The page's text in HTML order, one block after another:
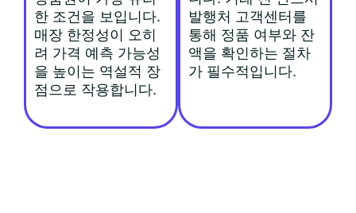
한 조건을 보입니다.
매장 한정성이 오히
려 가격 예측 가능성
을 높이는 역설적 장
점으로 작용합니다.
발행처 고객센터를
통해 정품 여부와 잔
액을 확인하는 절차
가 필수적입니다.